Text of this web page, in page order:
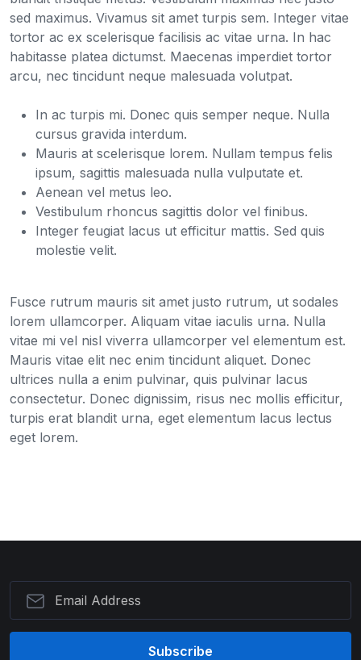
sed maximus. Vivamus sit amet turpis sem. Integer vitae
tortor ac ex scelerisque facilisis ac vitae urna. In hac
habitasse platea dictumst. Maecenas imperdiet tortor
arcu, nec tincidunt neque malesuada volutpat.
In ac turpis mi. Donec quis semper neque. Nulla
cursus gravida interdum.
Mauris at scelerisque lorem. Nullam tempus felis
ipsum, sagittis malesuada nulla vulputate et.
Aenean vel metus leo.
Vestibulum rhoncus sagittis dolor vel finibus.
Integer feugiat lacus ut efficitur mattis. Sed quis
molestie velit.
Fusce rutrum mauris sit amet justo rutrum, ut sodales
lorem ullamcorper. Aliquam vitae iaculis urna. Nulla
vitae mi vel nisl viverra ullamcorper vel elementum est.
Mauris vitae elit nec enim tincidunt aliquet. Donec
ultrices nulla a enim pulvinar, quis pulvinar lacus
consectetur. Donec dignissim, risus nec mollis efficitur,
turpis erat blandit urna, eget elementum lacus lectus
eget lorem.
Subscribe